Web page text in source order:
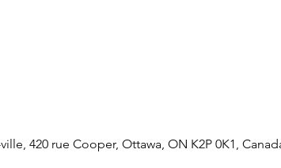
420 rue Cooper, Ottawa, ON K2P 0K1,